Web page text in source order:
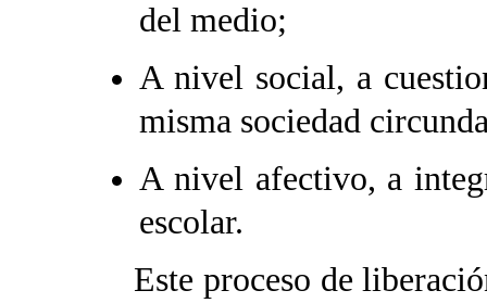
del medio;
A nivel social, a
misma sociedad
A nivel afectivo, a
escolar.
Este proceso de